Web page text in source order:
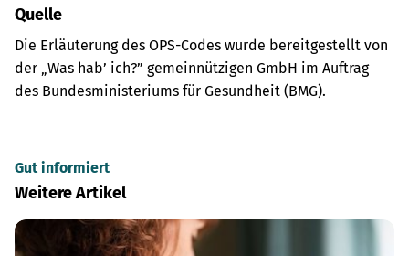
Quelle
Die Erläuterung des OPS-Codes wurde bereitgestellt von
der „Was hab’ ich?” gemeinnützigen GmbH im Auftrag
des Bundesministeriums für Gesundheit (BMG).
Gut informiert
Weitere Artikel